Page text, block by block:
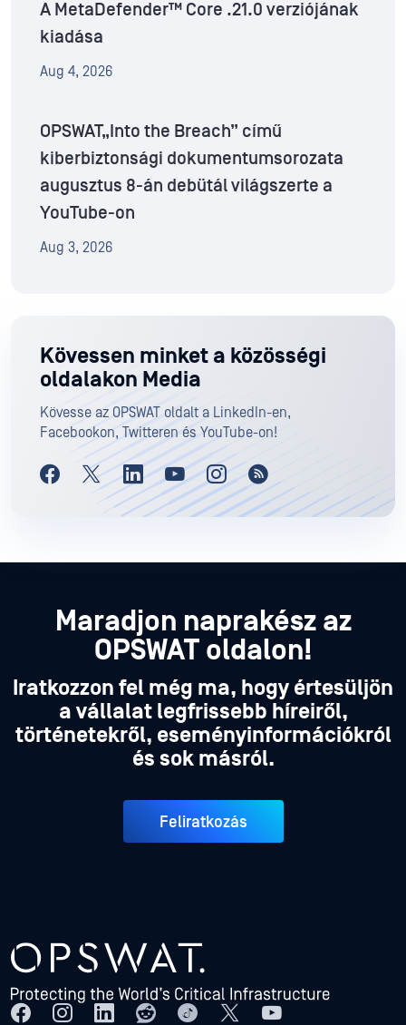
A MetaDefender™ Core .21.0 verziójának
kiadása
Aug 4, 2026
OPSWAT„Into the Breach” című
kiberbiztonsági dokumentumsorozata
augusztus 8-án debütál világszerte a
YouTube-on
Aug 3, 2026
Kövessen minket a közösségi
oldalakon Media
Kövesse az OPSWAT oldalt a LinkedIn-en,
Facebookon, Twitteren és YouTube-on!
Maradjon naprakész az
OPSWAT oldalon!
Iratkozzon fel még ma, hogy értesüljön
a vállalat legfrissebb híreiről,
történetekről, eseményinformációkról
és sok másról.
Feliratkozás